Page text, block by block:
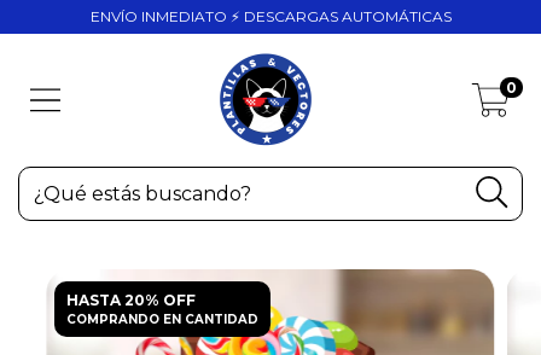
ENVÍO INMEDIATO ⚡ DESCARGAS AUTOMÁTICAS
0
HASTA 20% OFF
COMPRANDO EN CANTIDAD